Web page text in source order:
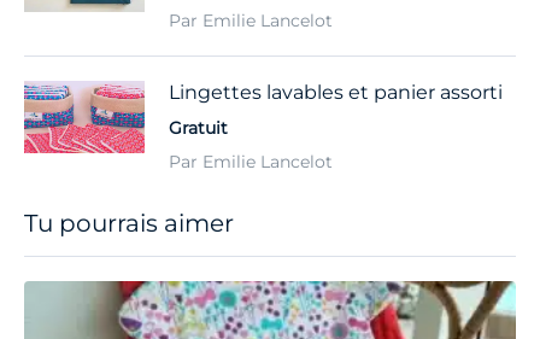
Tu pourrais aimer
Par Emilie Lancelot
Lingettes lavables et panier assorti
Gratuit
Par Emilie Lancelot